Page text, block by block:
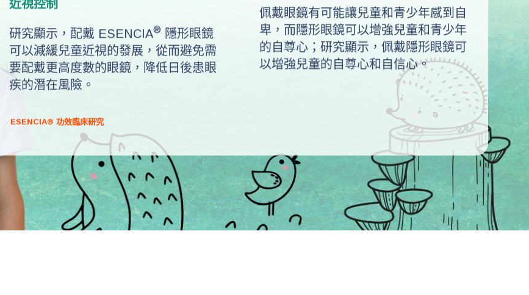
近視控制
研究顯示，配戴 ESENCIA® 隱形眼鏡
可以減緩兒童近視的發展，從而避免需
要配戴更高度數的眼鏡，降低日後患眼
疾的潛在風險。
ESENCIA® 功效臨床研究
佩戴眼鏡有可能讓兒童和青少年感到自
卑，而隱形眼鏡可以增強兒童和青少年
的自尊心；研究顯示，佩戴隱形眼鏡可
以增強兒童的自尊心和自信心。